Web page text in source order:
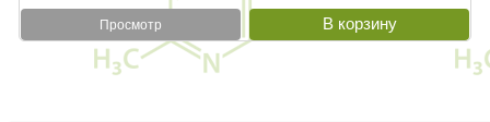
Просмотр